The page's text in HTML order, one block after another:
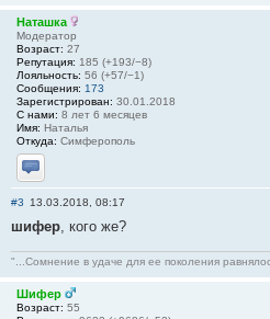
Наташка
Модератор
Возраст: 27
Репутация: 185 (+193/−8)
Лояльность: 56 (+57/−1)
Сообщения: 173
Зарегистрирован: 30.01.2018
С нами: 8 лет 6 месяцев
Имя: Наталья
Откуда: Симферополь
Отправить личное сообщение
#3 13.03.2018, 08:17
шифер, кого же?
"...Сомнение в удаче для ее поколения
Шифер
Возраст: 55